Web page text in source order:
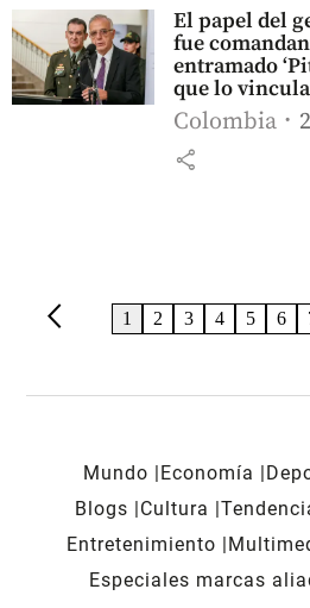
El papel del
fue
entramado
que lo
Colombia
share
arrow_back_ios 1 2 3 4 5 6
Mundo Economía
Blogs
Cultura
Entretenimiento
Especiales marcas